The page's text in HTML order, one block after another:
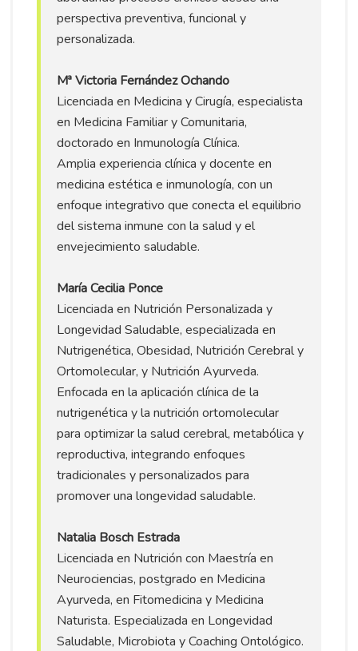
perspectiva preventiva, funcional y
personalizada.
Mª Victoria Fernández Ochando
Licenciada en Medicina y Cirugía, especialista
en Medicina Familiar y Comunitaria,
doctorado en Inmunología Clínica.
Amplia experiencia clínica y docente en
medicina estética e inmunología, con un
enfoque integrativo que conecta el equilibrio
del sistema inmune con la salud y el
envejecimiento saludable.
María Cecilia Ponce
Licenciada en Nutrición Personalizada y
Longevidad Saludable, especializada en
Nutrigenética, Obesidad, Nutrición Cerebral y
Ortomolecular, y Nutrición Ayurveda.
Enfocada en la aplicación clínica de la
nutrigenética y la nutrición ortomolecular
para optimizar la salud cerebral, metabólica y
reproductiva, integrando enfoques
tradicionales y personalizados para
promover una longevidad saludable.
Natalia Bosch Estrada
Licenciada en Nutrición con Maestría en
Neurociencias, postgrado en Medicina
Ayurveda, en Fitomedicina y Medicina
Naturista. Especializada en Longevidad
Saludable, Microbiota y Coaching Ontológico.